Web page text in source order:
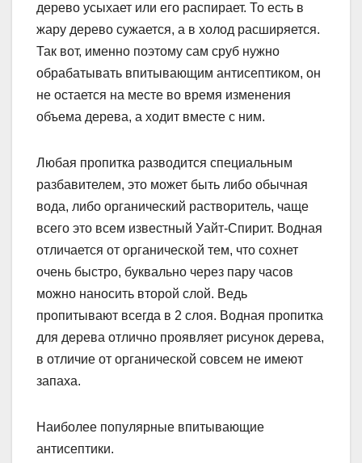
дерево усыхает или его распирает. То есть в
жару дерево сужается, а в холод расширяется.
Так вот, именно поэтому сам сруб нужно
обрабатывать впитывающим антисептиком, он
не остается на месте во время изменения
объема дерева, а ходит вместе с ним.
Любая пропитка разводится специальным
разбавителем, это может быть либо обычная
вода, либо органический растворитель, чаще
всего это всем известный Уайт-Спирит. Водная
отличается от органической тем, что сохнет
очень быстро, буквально через пару часов
можно наносить второй слой. Ведь
пропитывают всегда в 2 слоя. Водная пропитка
для дерева отлично проявляет рисунок дерева,
в отличие от органической совсем не имеют
запаха.
Наиболее популярные впитывающие
антисептики.